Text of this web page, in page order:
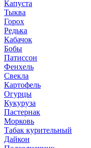
Капуста
Тыква
Горох
Редька
Кабачок
Бобы
Патиссон
Фенхель
Свекла
Картофель
Огурцы
Кукуруза
Пастернак
Морковь
Табак курительный
Дайкон